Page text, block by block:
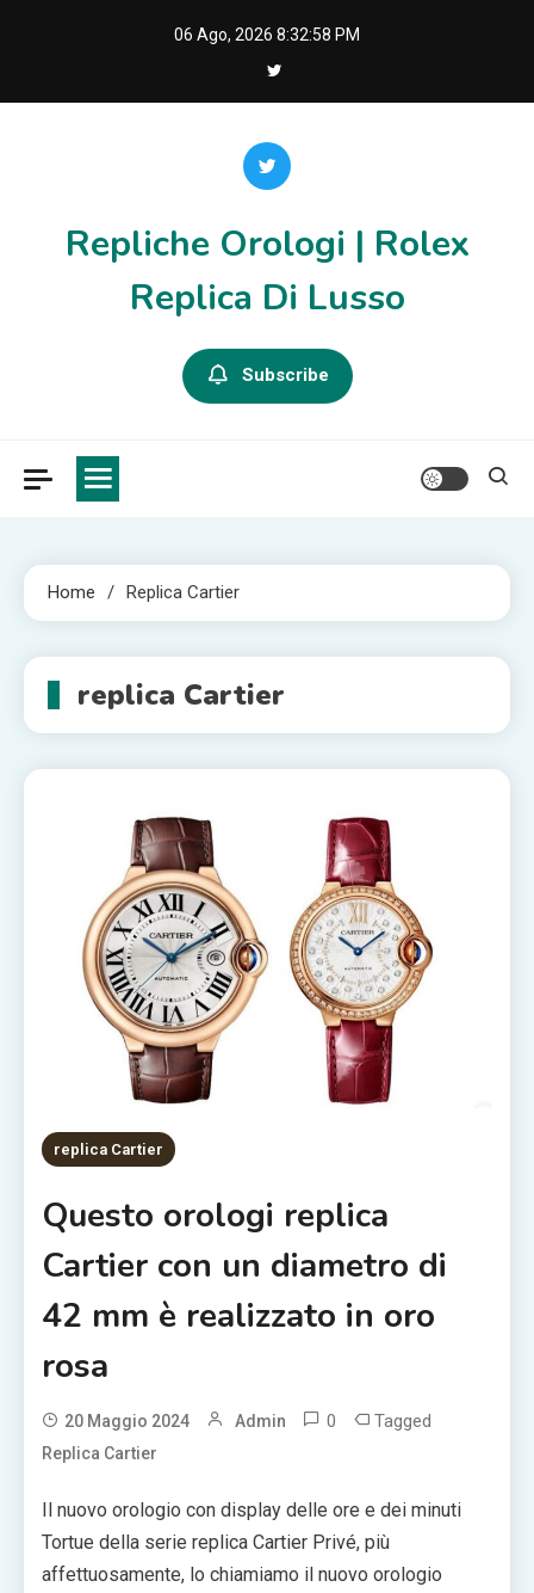
06 Ago, 2026 8:32:58 PM
Repliche Orologi | Rolex
Replica Di Lusso
Subscribe
Home Replica Cartier
replica Cartier
replica Cartier
Questo orologi replica
Cartier con un diametro di
42 mm è realizzato in oro
rosa
20 Maggio 2024 Admin 0 Tagged
Replica Cartier
Il nuovo orologio con display delle ore e dei minuti
Tortue della serie replica Cartier Privé, più
affettuosamente, lo chiamiamo il nuovo orologio